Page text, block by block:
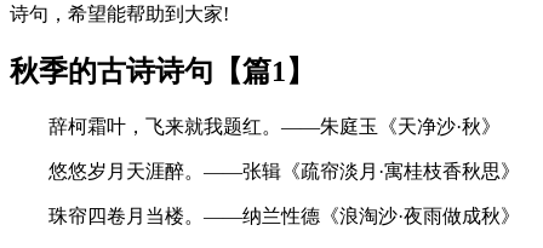
诗句，希望能帮助到大家!
秋季的古诗诗句【篇1】
辞柯霜叶，飞来就我题红。——朱庭玉《天净沙·秋》
悠悠岁月天涯醉。——张辑《疏帘淡月·寓桂枝香秋思》
珠帘四卷月当楼。——纳兰性德《浪淘沙·夜雨做成秋》